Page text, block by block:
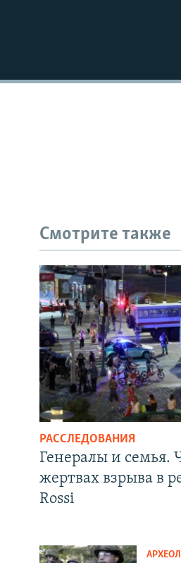
Смотрите также
РАССЛЕДОВАНИЯ
Генералы и семья.
жертвах взрыва в
Rossi